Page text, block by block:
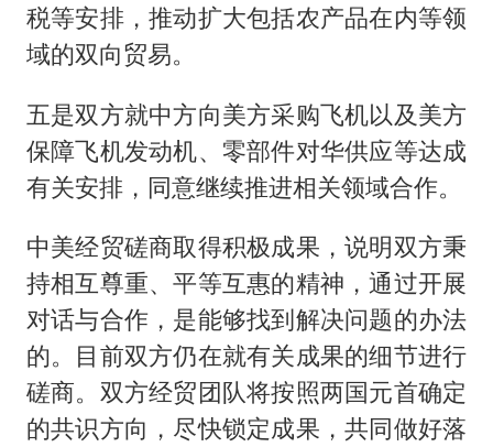
税等安排，推动扩大包括农产品在内等领
域的双向贸易。
五是双方就中方向美方采购飞机以及美方
保障飞机发动机、零部件对华供应等达成
有关安排，同意继续推进相关领域合作。
中美经贸磋商取得积极成果，说明双方秉
持相互尊重、平等互惠的精神，通过开展
对话与合作，是能够找到解决问题的办法
的。目前双方仍在就有关成果的细节进行
磋商。双方经贸团队将按照两国元首确定
的共识方向，尽快锁定成果，共同做好落